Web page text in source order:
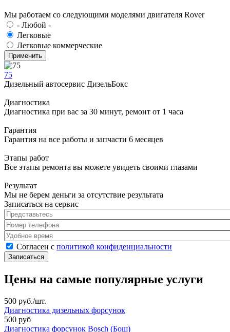
Мы работаем со следующими моделями двигателя Rover
- Любой -
Легковые
Легковые коммерческие
75
Дизельный автосервис ДизельБокс
Диагностика
Диагностика при вас за 30 минут, ремонт от 1 часа
Гарантия
Гарантия на все работы и запчасти 6 месяцев
Этапы работ
Все этапы ремонта вы можете увидеть своими глазами
Результат
Мы не берем деньги за отсутствие результата
Записаться на сервис
Представьтесь
Номер телефона
Удобное время
Согласен с политикой конфиденциальности*
Согласен с политикой конфиденциальности
Цены на самые популярные услуги
500 руб./шт.
Диагностика дизельных форсунок
500 руб
Диагностика форсунок Bosch (Бош)